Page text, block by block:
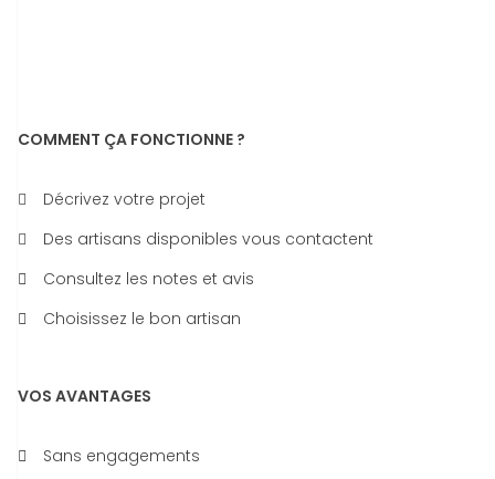
COMMENT ÇA FONCTIONNE ?
Décrivez votre projet
Des artisans disponibles vous contactent
Consultez les notes et avis
Choisissez le bon artisan
VOS AVANTAGES
Sans engagements